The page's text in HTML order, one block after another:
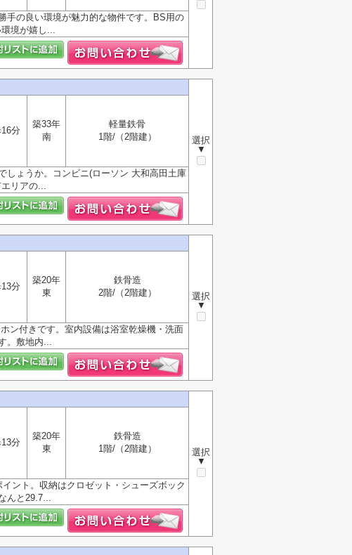
手の良い環境が魅力的な物件です。BS用の
境が嬉し...
選択
▼
分
築33年
南
軽量鉄骨
1階/（2階建）
しょうか。コンビニ(ローソン 大和高田土庫
リアの...
選択
▼
分
築20年
東
鉄骨造
2階/（2階建）
ン付きです。室内設備は浴室乾燥機・洗面
。敷地内...
選択
▼
分
築20年
東
鉄骨造
1階/（2階建）
ント。収納はクロゼット・シューズボック
んと29.7...